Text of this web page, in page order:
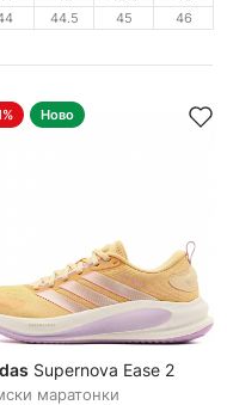
44.5 45 46
Ново
Supernova Ease 2
маратонки